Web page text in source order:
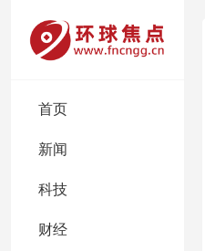
首页
新闻
科技
财经